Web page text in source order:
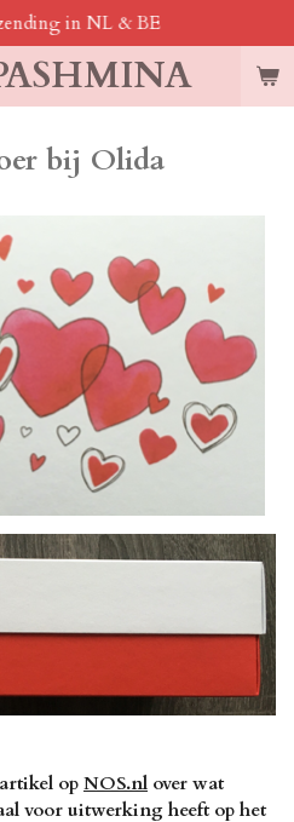
in NL & BE
bij Olida
op NOS.nl over wat
voor uitwerking heeft op het